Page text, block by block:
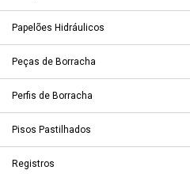
Papelões Hidráulicos
Peças de Borracha
Perfis de Borracha
Pisos Pastilhados
Registros